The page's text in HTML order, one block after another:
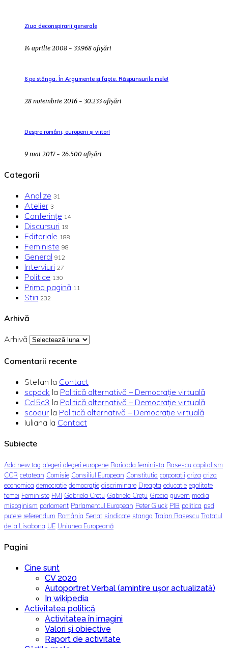
Ziua deconspirarii generale
14 aprilie 2008 - 33.968 afișări
6 pe stânga. În Argumente și fapte. Răspunsurile mele!
28 noiembrie 2016 - 30.233 afișări
Despre români, europeni și viitor!
9 mai 2017 - 26.500 afișări
Categorii
Analize 31
Atelier 3
Conferințe 14
Discursuri 19
Editoriale 188
Feministe 98
General 912
Interviuri 27
Politice 130
Prima pagină 11
Stiri 232
Arhivă
Arhivă
Comentarii recente
Stefan la Contact
scpdck la Politică alternativă – Democraţie virtuală
Ccl5c3 la Politică alternativă – Democraţie virtuală
scoeur la Politică alternativă – Democraţie virtuală
Iuliana la Contact
Subiecte
Add new tag alegeri alegeri europene Baricada feminista Basescu capitalism
CCR cetatean Comisie Consiliul European Constitutia corporatii criza criza
economica democratie democrație discriminare Dreapta educatie egalitate
femei Feministe FMI Gabriela Cretu Gabriela Crețu Grecia guvern media
misoginism parlament Parlamentul European Peter Gluck PIB politica psd
putere referendum România Senat sindicate stanga Traian Basescu Tratatul
de la Lisabona UE Uniunea Europeană
Pagini
Cine sunt
CV 2020
Autoportret Verbal (amintire ușor actualizată)
In wikipedia
Activitatea politică
Activitatea în imagini
Valori și obiective
Raport de activitate